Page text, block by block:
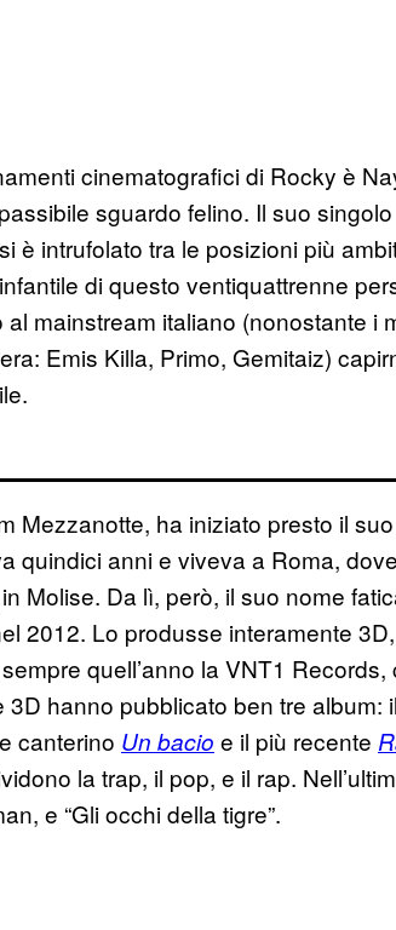
cinematografici di Rocky è
sguardo felino. Il suo
è intrufolato tra le posizioni più
di questo ventiquattrenne
mainstream italiano (nonostante i
Emis Killa, Primo, Gemitaiz)
Mezzanotte, ha iniziato presto il
quindici anni e viveva a Roma,
Molise. Da lì, però, il suo nome
2012. Lo produsse interamente
quell’anno la VNT1
3D hanno pubblicato ben tre album:
canterino Un bacio e il più recente
la trap, il pop, e il rap.
e “Gli occhi della tigre”.